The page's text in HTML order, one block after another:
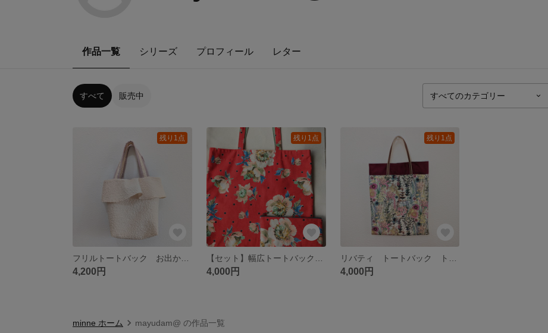
作品一覧 シリーズ プロフィール レター
すべて 販売中
残り1点
4,200円
残り1点
4,000円
残り1点
4,000円
minne ホーム mayudam@ の作品一覧